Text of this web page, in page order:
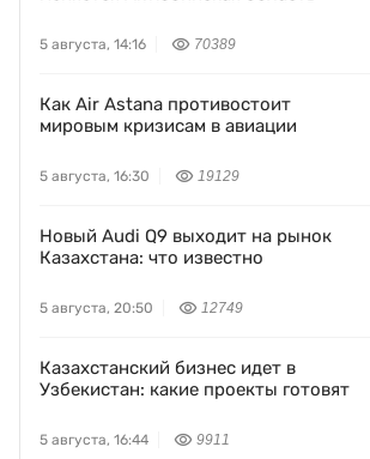
5 августа, 14:16 70389
Как Air Astana противостоит
мировым кризисам в авиации
5 августа, 16:30 19129
Новый Audi Q9 выходит на рынок
Казахстана: что известно
5 августа, 20:50 12749
Казахстанский бизнес идет в
Узбекистан: какие проекты готовят
5 августа, 16:44 9911